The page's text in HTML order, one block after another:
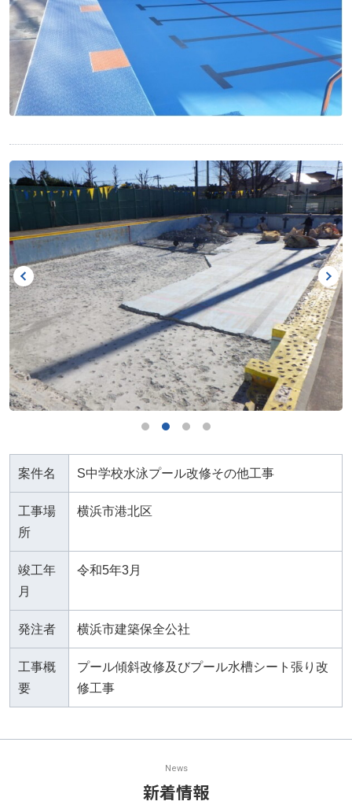
案件名 S中学校水泳プール改修その他工事
工事場
所
横浜市港北区
竣工年
月
令和5年3月
発注者 横浜市建築保全公社
工事概
要
プール傾斜改修及びプール水槽シート張り改
修工事
News
新着情報